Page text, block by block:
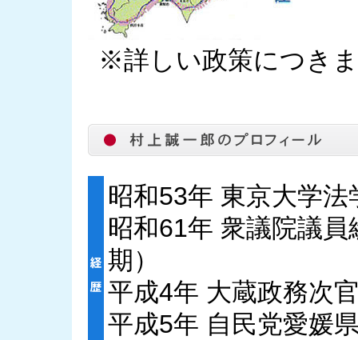
※詳しい政策につき
昭和53年 東京大学法
昭和61年 衆議院議
期）
平成4年 大蔵政務次
平成5年 自民党愛媛